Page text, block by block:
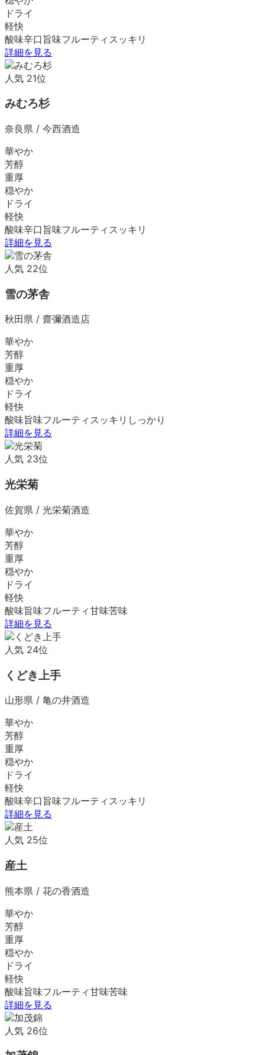
ドライ
軽快
酸味辛口 旨味フルーティ スッキリ
詳細を見る
人気 21位
みむろ杉
奈良県 / 今西酒造
華やか
芳醇
重厚
穏やか
ドライ
軽快
酸味辛口 旨味フルーティ スッキリ
詳細を見る
人気 22位
雪の茅舎
秋田県 / 齋彌酒造店
華やか
芳醇
重厚
穏やか
ドライ
軽快
酸味旨味フルーティ スッキリ しっかり
詳細を見る
人気 23位
光栄菊
佐賀県 / 光栄菊酒造
華やか
芳醇
重厚
穏やか
ドライ
軽快
酸味旨味フルーティ甘味苦味
詳細を見る
人気 24位
くどき上手
山形県 / 亀の井酒造
華やか
芳醇
重厚
穏やか
ドライ
軽快
酸味辛口 旨味フルーティ スッキリ
詳細を見る
人気 25位
産土
熊本県 / 花の香酒造
華やか
芳醇
重厚
穏やか
ドライ
軽快
酸味旨味フルーティ甘味苦味
詳細を見る
人気 26位